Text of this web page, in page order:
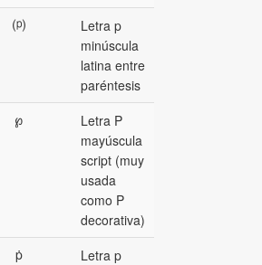
⒫
Letra p
minúscula
latina entre
paréntesis
℘
Letra P
mayúscula
script (muy
usada
como P
decorativa)
ṗ
Letra p